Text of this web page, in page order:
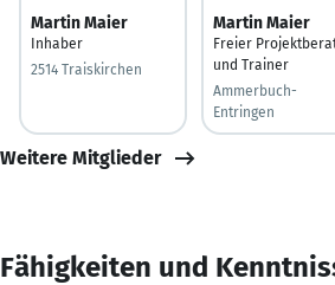
Martin Maier
Inhaber
2514 Traiskirchen
Martin Maier
Freier
und Trainer
Ammerbuch-
Entringen
Weitere Mitglieder
Fähigkeiten und